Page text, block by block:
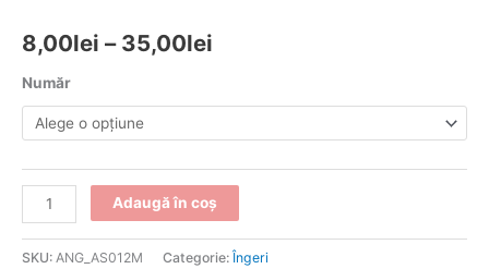
8,00lei – 35,00lei
Număr
Adaugă în coș
SKU: ANG_AS012M Categorie: Îngeri